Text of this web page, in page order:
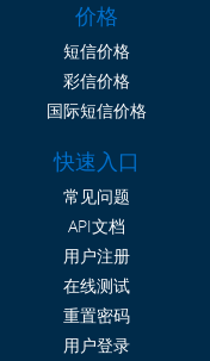
价格
短信价格
彩信价格
国际短信价格
快速入口
常见问题
API文档
用户注册
在线测试
重置密码
用户登录